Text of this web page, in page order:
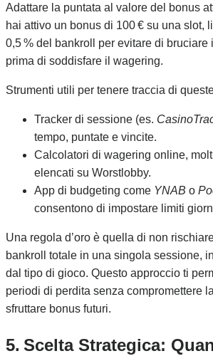
Adattare la puntata al valore del bonus
hai attivo un bonus di 100 € su una slot,
0,5 % del bankroll per evitare di bruciare
prima di soddisfare il wagering.
Strumenti utili per tenere traccia di
Tracker di sessione (es.
tempo, puntate e vincite.
Calcolatori di wagering online,
elencati su Worstlobby.
App di budgeting come YNAB o
consentono di impostare limiti
Una regola d’oro è quella di non
bankroll totale in una singola sessione,
dal tipo di gioco. Questo approccio ti
periodi di perdita senza compromettere
sfruttare bonus futuri.
5. Scelta Strategica: